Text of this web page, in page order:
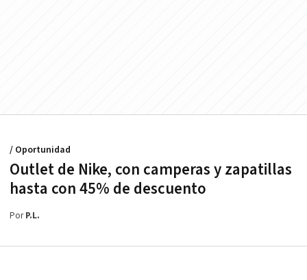
Outlet de Nike, con camperas y zapatillas
hasta con 45% de descuento
/ Oportunidad
PorP.L.